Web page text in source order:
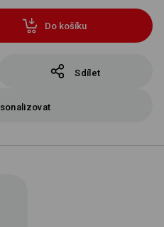
Do košíku
Sdílet